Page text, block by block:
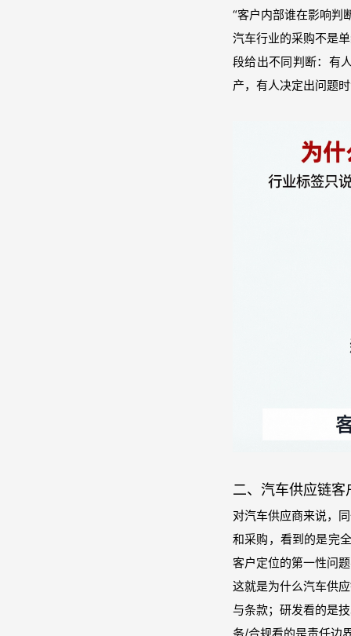
“客户内部谁在影响判
汽车行业的采购不是
段给出不同判断：有
产，有人决定出问题
二、汽车供应链客
对汽车供应商来说，
和采购，看到的是完
客户定位的第一性问
这就是为什么汽车供
与条款；研发看的是